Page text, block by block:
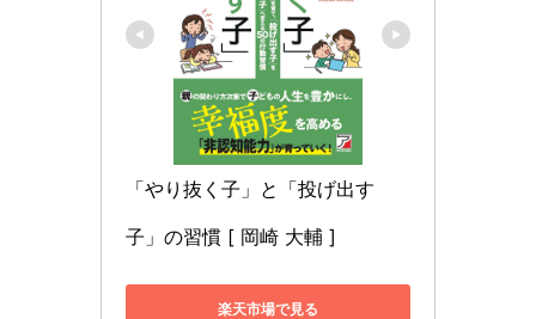
「やり抜く子」と「投げ出す
子」の習慣 [ 岡崎 大輔 ]
楽天市場で見る